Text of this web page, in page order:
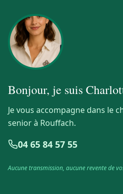
Bonjour, je suis
Je vous accompagne dans le
senior à Rouffach.
04 65 84 57 55
Aucune transmission, aucune revente de